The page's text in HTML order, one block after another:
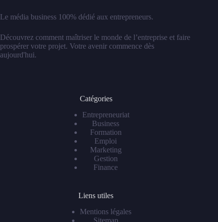
Le média business 100% dédié aux entrepreneurs.
Découvrez comment maîtriser le monde de l’entreprise et faire
prospérer votre projet. Votre avenir commence dès
aujourd'hui.
Catégories
Entrepreneuriat
Business
Formation
Emploi
Marketing
Gestion
Finance
Liens utiles
Mentions légales
Sitemap